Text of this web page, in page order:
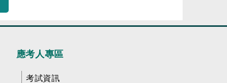
應考人專區
考試資訊